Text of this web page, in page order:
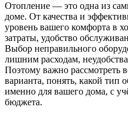
Отопление — это одна из
доме. От качества и
уровень вашего комфорта в
затраты, удобство
Выбор неправильного
лишним расходам,
Поэтому важно рассмотреть
варианта, понять, какой тип
именно для вашего дома, с
бюджета.